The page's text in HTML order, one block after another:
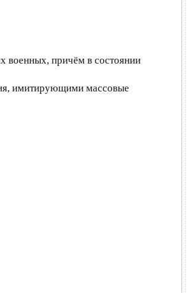
военных, причём в состоянии
имитирующими массовые